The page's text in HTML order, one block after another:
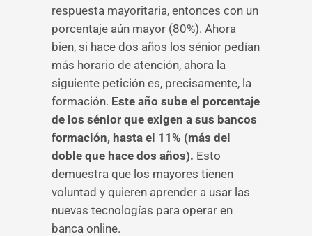
respuesta mayoritaria, entonces con un
porcentaje aún mayor (80%). Ahora
bien, si hace dos años los sénior pedían
más horario de atención, ahora la
siguiente petición es, precisamente, la
formación. Este año sube el porcentaje
de los sénior que exigen a sus bancos
formación, hasta el 11% (más del
doble que hace dos años). Esto
demuestra que los mayores tienen
voluntad y quieren aprender a usar las
nuevas tecnologías para operar en
banca online.